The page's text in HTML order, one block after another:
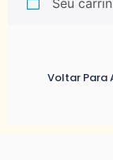
Voltar Para